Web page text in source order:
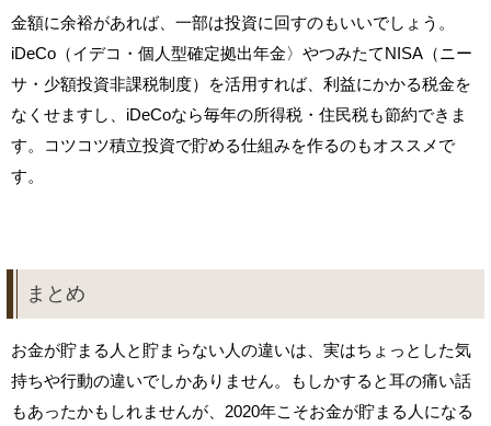
金額に余裕があれば、一部は投資に回すのもいいでしょう。
iDeCo（イデコ・個人型確定拠出年金〉やつみたてNISA（ニー
サ・少額投資非課税制度）を活用すれば、利益にかかる税金を
なくせますし、iDeCoなら毎年の所得税・住民税も節約できま
す。コツコツ積立投資で貯める仕組みを作るのもオススメで
す。
まとめ
お金が貯まる人と貯まらない人の違いは、実はちょっとした気
持ちや行動の違いでしかありません。もしかすると耳の痛い話
もあったかもしれませんが、2020年こそお金が貯まる人になる